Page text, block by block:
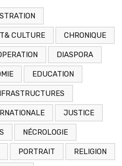
CULTURE CHRONIQUE
DIASPORA
EDUCATION
JUSTICE
NÉCROLOGIE
PORTRAIT RELIGION